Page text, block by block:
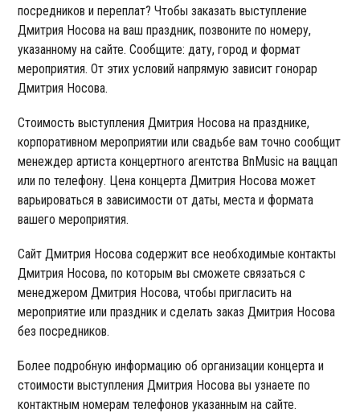
посредников и переплат? Чтобы заказать выступление
Дмитрия Носова на ваш праздник, позвоните по номеру,
указанному на сайте. Сообщите: дату, город и формат
мероприятия. От этих условий напрямую зависит гонорар
Дмитрия Носова.
Стоимость выступления Дмитрия Носова на празднике,
корпоративном мероприятии или свадьбе вам точно сообщит
менеждер артиста концертного агентства BnMusic на ваццап
или по телефону. Цена концерта Дмитрия Носова может
варьироваться в зависимости от даты, места и формата
вашего мероприятия.
Сайт Дмитрия Носова содержит все необходимые контакты
Дмитрия Носова, по которым вы сможете связаться с
менеджером Дмитрия Носова, чтобы пригласить на
мероприятие или праздник и сделать заказ Дмитрия Носова
без посредников.
Более подробную информацию об организации концерта и
стоимости выступления Дмитрия Носова вы узнаете по
контактным номерам телефонов указанным на сайте.